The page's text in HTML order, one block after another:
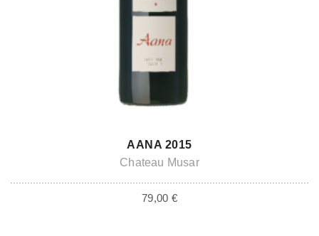
BALD ZUM ABHOLEN VERFÜGBAR
AANA 2015
Chateau Musar
79,00 €